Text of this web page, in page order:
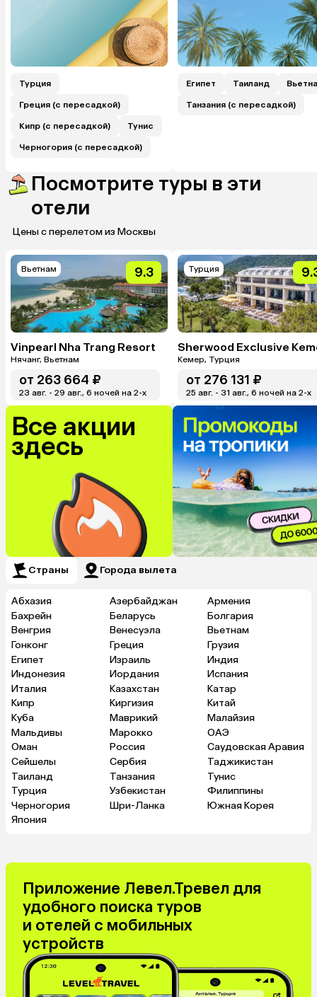
Турция
Греция (с пересадкой)
Кипр (с пересадкой) Тунис
Черногория (с пересадкой)
Египет Таиланд
Танзания (с пересадкой)
Посмотрите туры в эти
отели
Цены с перелетом из Москвы
Вьетнам 9.3
Vinpearl Nha Trang Resort
Нячанг, Вьетнам
от 263 664 ₽
23 авг. - 29 авг., 6 ночей на 2-x
Турция
Кемер, Турция
от 276 131 ₽
25 авг. - 31 авг., 6 ночей на 2-x
Все акции
здесь
Страны Города вылета
Абхазия Азербайджан
Армения
Бахрейн
Беларусь
Болгария
Венгрия
Венесуэла
Вьетнам
Гонконг
Греция
Грузия
Египет
Израиль
Индия
Индонезия
Иордания
Испания
Италия
Казахстан
Катар
Кипр
Киргизия
Китай
Куба
Маврикий
Малайзия
Мальдивы
Марокко
ОАЭ
Оман
Россия
Саудовская Аравия
Сейшелы
Сербия
Таджикистан
Таиланд
Танзания
Тунис
Турция
Узбекистан
Филиппины
Черногория
Шри-Ланка
Южная Корея
Япония
Приложение Левел.Тревел для
удобного поиска туров
и отелей с мобильных
устройств